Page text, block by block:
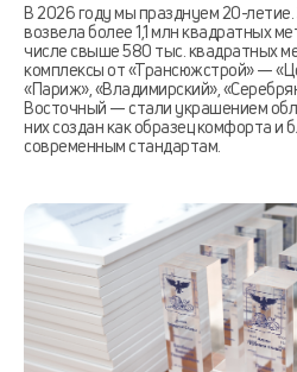
В 2026 году мы празднуем 20-
возвела более 1,1 млн квадратных
числе свыше 580 тыс. квадратных
комплексы от «Трансюжстрой» —
«Париж», «Владимирский»,
Восточный — стали украшением
них создан как образец комфорта и
современным стандартам.